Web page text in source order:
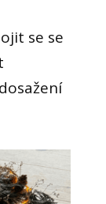
se se